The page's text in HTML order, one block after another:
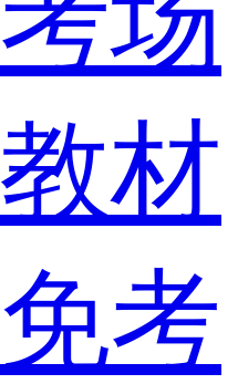
教材
免考